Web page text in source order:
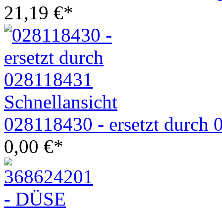
21,19 €*
Schnellansicht
028118430 - ersetzt durch
0,00 €*